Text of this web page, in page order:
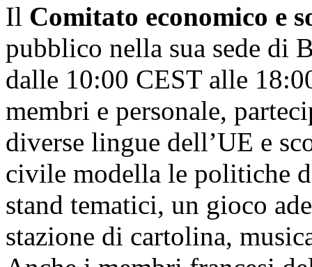
Il Comitato economico e
pubblico nella sua sede di
dalle 10:00 CEST alle
membri e personale,
diverse lingue dell’UE e
civile modella le politiche
stand tematici, un gioco
stazione di cartolina,